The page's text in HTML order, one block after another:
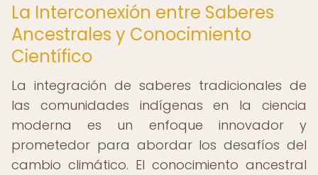
La Interconexión entre Saberes
Ancestrales y Conocimiento
Científico
La integración de saberes tradicionales de
las comunidades indígenas en la ciencia
moderna es un enfoque innovador y
prometedor para abordar los desafíos del
cambio climático. El conocimiento ancestral